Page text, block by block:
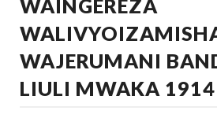
WAINGEREZA
WAJERUMANI
LIULI MWAKA 1914